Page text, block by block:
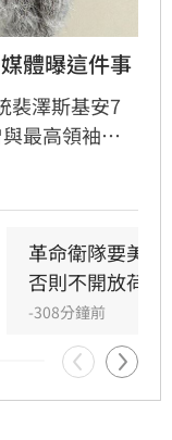
體曝這件事
裴澤斯基安7
最高領袖穆
接替父親出
革命衛隊要美
否則不開放荷莫
-308分鐘前